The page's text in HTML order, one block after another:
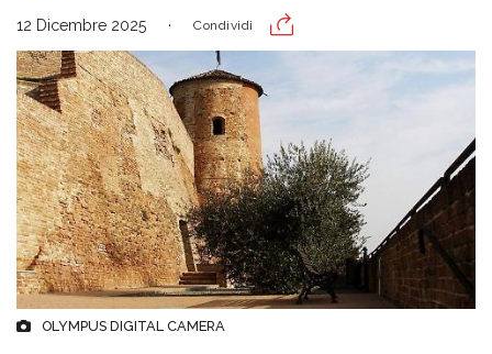
12 Dicembre 2025 Condividi
OLYMPUS DIGITAL CAMERA